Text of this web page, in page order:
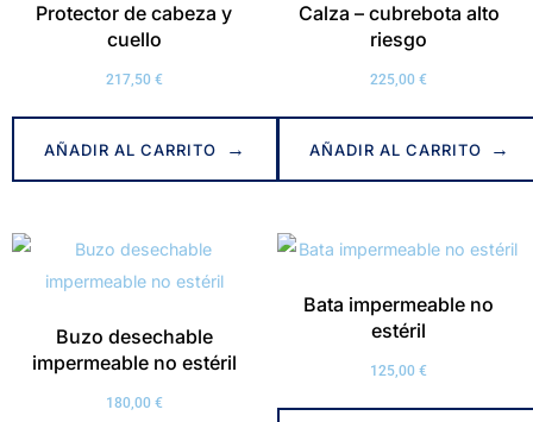
Protector de cabeza y
cuello
217,50 €
AÑADIR AL CARRITO
Calza – cubrebota alto
riesgo
225,00€
AÑADIR AL CARRITO
Buzo desechable
impermeable no estéril
180,00 €
Bata impermeable no
estéril
125,00€